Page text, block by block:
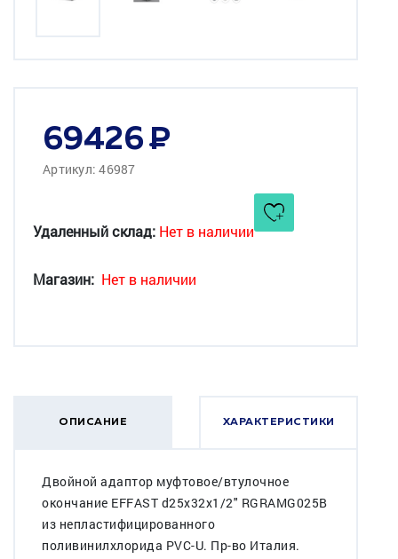
69426
Артикул: 46987
Удаленный склад: Нет в наличии
Магазин: Нет в наличии
ОПИСАНИЕ ХАРАКТЕРИСТИКИ
Двойной адаптор муфтовое/втулочное
окончание EFFAST d25x32x1/2" RGRAMG025B
из непластифицированного
поливинилхлорида PVC-U. Пр-во Италия.